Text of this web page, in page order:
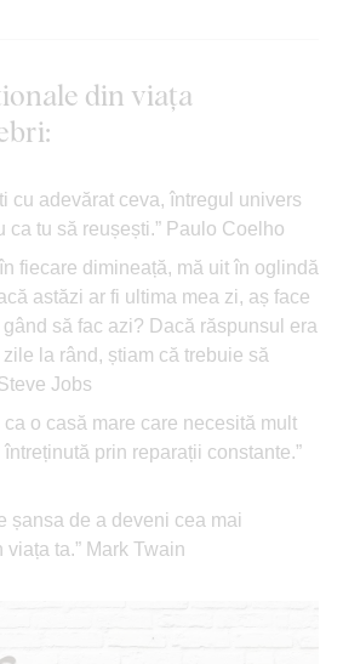
din viața
cu adevărat ceva, întregul univers
ca tu să reușești.” Paulo Coelho
fiecare dimineață, mă uit în oglindă
astăzi ar fi ultima mea zi, aș face
să fac azi? Dacă răspunsul era
zile la rând, știam că trebuie să
Jobs
ca o casă mare care necesită mult
prin reparații constante.”
șansa de a deveni cea mai
ta.” Mark Twain